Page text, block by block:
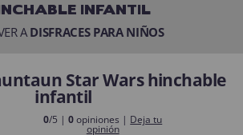
su contraseña?
Es mi primera vez
Soy nuevo
INFANTIL
ADISFRACES PARA NIÑOS
Star Wars hinchable
infantil
0/5 |0opiniones | Deja tu
opinión